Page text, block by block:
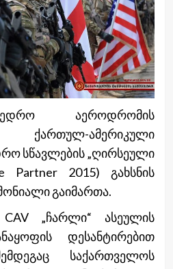
აეროდრომის
ამერიკული
სწავლების „ღირსეული
Partner 2015) გახსნის
გაიმართა.
„ჩარლი“ ასეულის
დესანტირებით
საქართველოს